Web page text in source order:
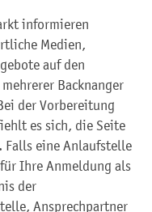
informieren
Medien,
auf den
Backnanger
der Vorbereitung
es sich, die Seite
Falls eine Anlaufstelle
Ihre Anmeldung als
der
Ansprechpartner